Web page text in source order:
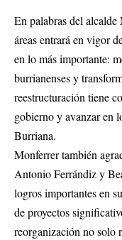
En palabras del
áreas entrará en vigor
en lo más importante:
burrianenses y
reestructuración tiene
gobierno y avanzar en
Burriana.
Monferrer también
Antonio Ferrándiz y
logros importantes en
de proyectos
reorganización no solo